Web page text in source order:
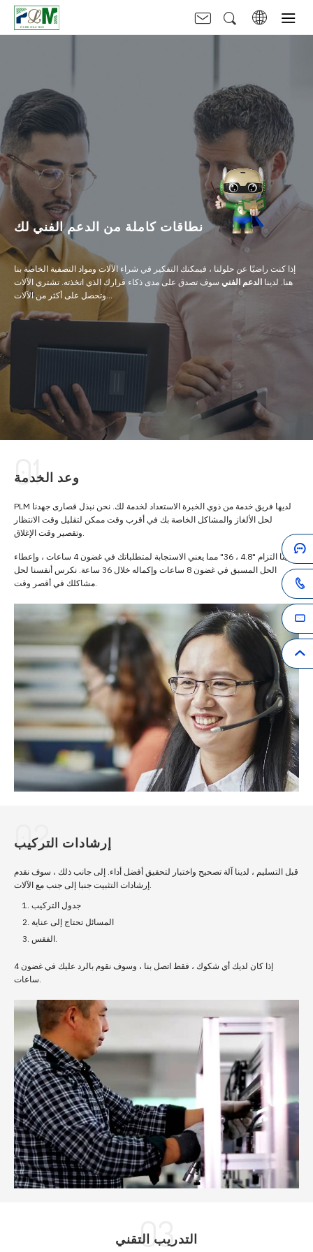
نطاقات كاملة من الدعم الفني لك
إذا كنت راضيًا عن حلولنا ، فيمكنك التفكير في شراء الآلات ومواد التصفية الخاصة بنا
هنا. لدينا الدعم الفني سوف تصدق على مدى ذكاء قرارك الذي اتخذته. تشتري الآلات
01
وعد الخدمة
PLM لديها فريق خدمة من ذوي الخبرة الاستعداد لخدمة لك. نحن نبذل قصارى جهدنا
لحل الألغاز والمشاكل الخاصة بك في أقرب وقت ممكن لتقليل وقت الانتظار
وتقصير وقت الإغلاق.
لدينا التزام "4.8 ، 36" مما يعني الاستجابة لمتطلباتك في غضون 4 ساعات ، وإعطاء
الحل المسبق في غضون 8 ساعات وإكماله خلال 36 ساعة. نكرس أنفسنا لحل
مشاكلك في أقصر وقت.
02
إرشادات التركيب
قبل التسليم ، لدينا آلة تصحيح واختبار لتحقيق أفضل أداء. إلى جانب ذلك ، سوف نقدم
إرشادات التثبيت جنبا إلى جنب مع الآلات.
جدول التركيب
المسائل تحتاج إلى عناية
الفقس.
إذا كان لديك أي شكوك ، فقط اتصل بنا ، وسوف نقوم بالرد عليك في غضون 4
ساعات.
03
التدريب التقني